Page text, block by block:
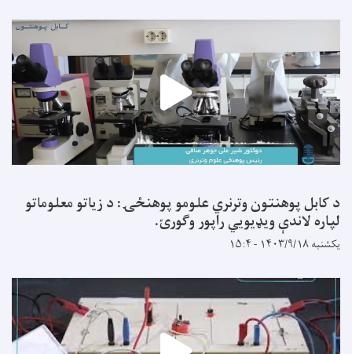
د کابل پوهنتون وترنري علومو پوهنځۍ: د زیاتو معلوماتو
لپاره لاندې ویډیويي راپور وګورئ.
یکشنبه ۱۴۰۳/۹/۱۸ - ۱۵:۴